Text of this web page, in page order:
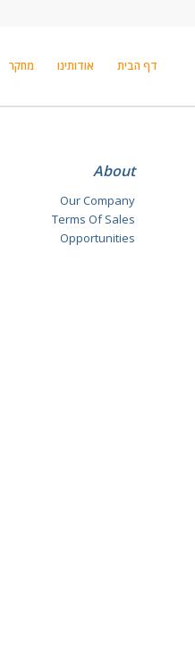
דף הבית אודותינו מחקר
About
Our Company
Terms Of Sales
Opportunities